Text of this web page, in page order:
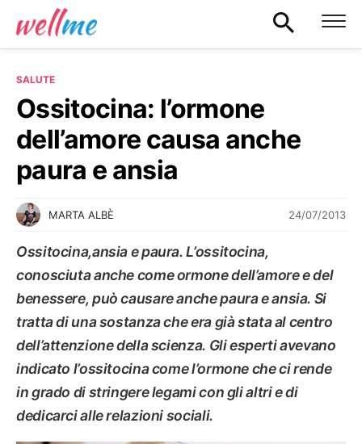
SALUTE
Ossitocina: l’ormone
dell’amore causa anche
paura e ansia
MARTA ALBÈ 24/07/2013
Ossitocina,ansia e paura. L’ossitocina,
conosciuta anche come ormone dell’amore e del
benessere, può causare anche paura e ansia. Si
tratta di una sostanza che era già stata al centro
dell’attenzione della scienza. Gli esperti avevano
indicato l’ossitocina come l’ormone che ci rende
in grado di stringere legami con gli altri e di
dedicarci alle relazioni sociali.